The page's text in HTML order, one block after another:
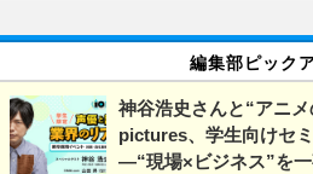
編集部ピック
神谷浩史さんと“アニ
pictures、学生向けセ
―“現場×ビジネス”を